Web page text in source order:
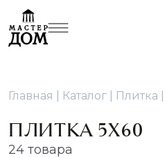
Главная Каталог Плитка
ПЛИТКА 5Х60
24 товара